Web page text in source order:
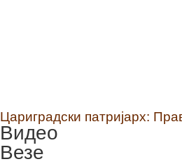
Цариградски патријарх:
Видео
Везе